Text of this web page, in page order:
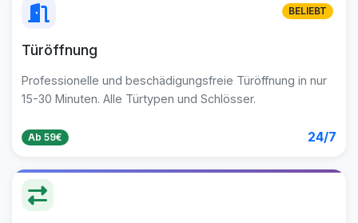
Türöffnung
Professionelle und beschädigungsfreie Türöffnung in nur
15-30 Minuten. Alle Türtypen und Schlösser.
Ab 59€ 24/7
BELIEBT